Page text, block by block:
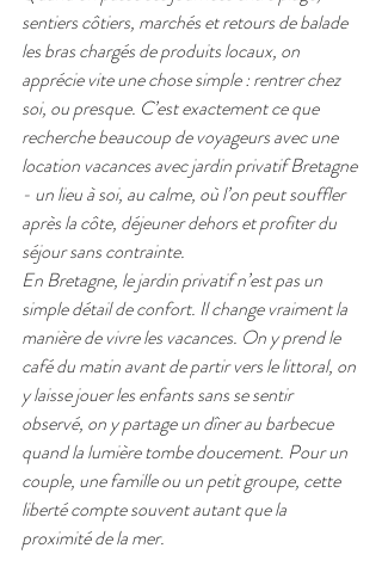
sentiers côtiers, marchés et retours de balade
les bras chargés de produits locaux, on
apprécie vite une chose simple : rentrer chez
soi, ou presque. C’est exactement ce que
recherche beaucoup de voyageurs avec une
location vacances avec jardin privatif Bretagne
- un lieu à soi, au calme, où l’on peut souffler
après la côte, déjeuner dehors et profiter du
séjour sans contrainte.
En Bretagne, le jardin privatif n’est pas un
simple détail de confort. Il change vraiment la
manière de vivre les vacances. On y prend le
café du matin avant de partir vers le littoral, on
y laisse jouer les enfants sans se sentir
observé, on y partage un dîner au barbecue
quand la lumière tombe doucement. Pour un
couple, une famille ou un petit groupe, cette
liberté compte souvent autant que la
proximité de la mer.